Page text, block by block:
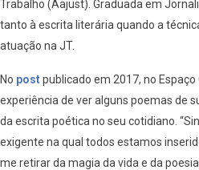
Trabalho (Aajust). Graduada em
tanto à escrita literária quando a
atuação na JT.
No postpublicado em 2017, no
experiência de ver alguns poemas de
da escrita poética no seu cotidiano.
exigente na qual todos estamos
me retirar da magia da vida e da